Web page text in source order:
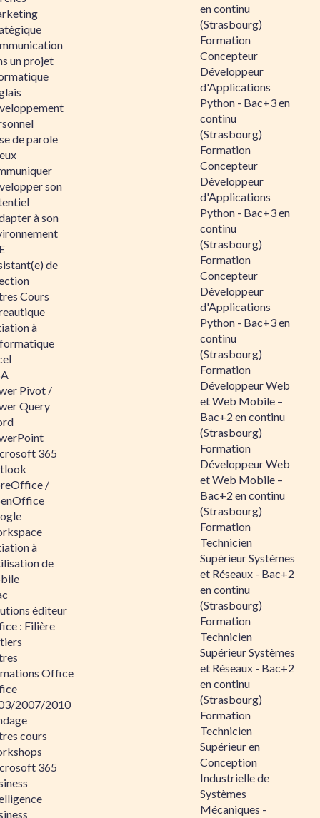
un projet
de parole
son
à son
de
Cours
à
Pivot /
Query
365
/
à
de
éditeur
: Filière
Office
2007/2010
cours
365
en continu
(Strasbourg)
Formation
Concepteur
Développeur
d'Applications
Python - Bac+3 en
continu
(Strasbourg)
Formation
Concepteur
Développeur
d'Applications
Python - Bac+3 en
continu
(Strasbourg)
Formation
Concepteur
Développeur
d'Applications
Python - Bac+3 en
continu
(Strasbourg)
Formation
Développeur Web
et Web Mobile –
Bac+2 en continu
(Strasbourg)
Formation
Développeur Web
et Web Mobile –
Bac+2 en continu
(Strasbourg)
Formation
Technicien
Supérieur Systèmes
et Réseaux - Bac+2
en continu
(Strasbourg)
Formation
Technicien
Supérieur Systèmes
et Réseaux - Bac+2
en continu
(Strasbourg)
Formation
Technicien
Supérieur en
Conception
Industrielle de
Systèmes
Mécaniques -